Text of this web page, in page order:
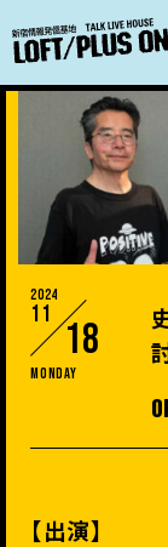
2024
11
18
Monday
【出演】